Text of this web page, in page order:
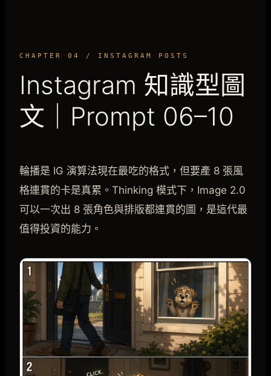
CHAPTER 04 / INSTAGRAM POSTS
Instagram 知識型圖
文｜Prompt 06–10
輪播是 IG 演算法現在最吃的格式，但要產 8 張風
格連貫的卡是真累。Thinking 模式下，Image 2.0
可以一次出 8 張角色與排版都連貫的圖，是這代最
值得投資的能力。